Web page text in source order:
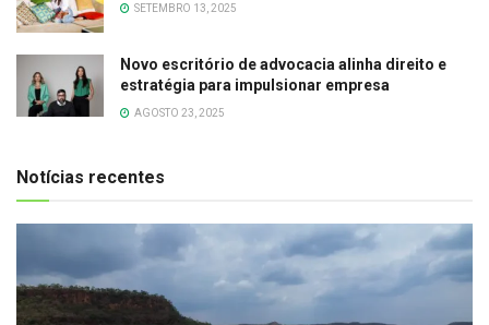
SETEMBRO 13, 2025
Novo escritório de advocacia alinha direito e
estratégia para impulsionar empresa
AGOSTO 23, 2025
Notícias recentes